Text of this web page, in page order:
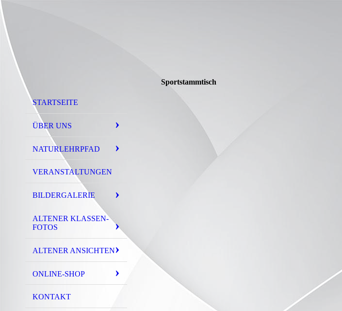
STARTSEITE
ÜBER UNS
NATURLEHRPFAD
VERANSTALTUNGEN
BILDERGALERIE
ALTENER KLASSEN-
FOTOS
ALTENER ANSICHTEN
ONLINE-SHOP
KONTAKT
Sportstammtisch